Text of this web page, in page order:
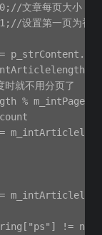
文章每页大小
设置第一页为初
就不用分页了
%
!=